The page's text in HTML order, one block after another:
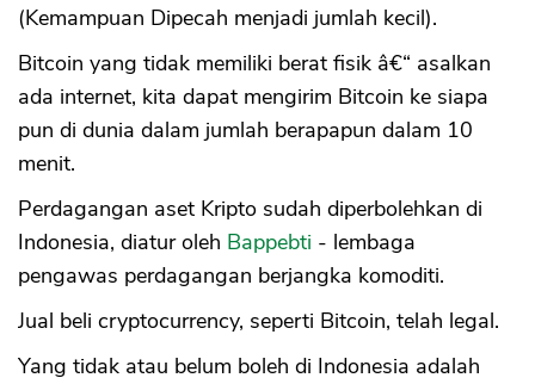
(Kemampuan Dipecah menjadi jumlah kecil).
Bitcoin yang tidak memiliki berat fisik â€“ asalkan
ada internet, kita dapat mengirim Bitcoin ke siapa
pun di dunia dalam jumlah berapapun dalam 10
menit.
Perdagangan aset Kripto sudah diperbolehkan di
Indonesia, diatur oleh Bappebti - lembaga
pengawas perdagangan berjangka komoditi.
Jual beli cryptocurrency, seperti Bitcoin, telah legal.
Yang tidak atau belum boleh di Indonesia adalah